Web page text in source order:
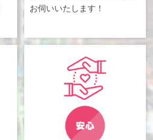
お伺いいたします！